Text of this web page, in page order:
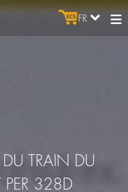
FR
TRAIN DU
PER 328D